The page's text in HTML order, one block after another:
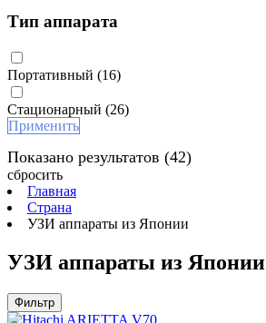
Тип аппарата
Портативный (16)
Стационарный (26)
Применить
Показано результатов (42)
сбросить
Главная
Страна
УЗИ аппараты из Японии
УЗИ аппараты из Японии
Фильтр